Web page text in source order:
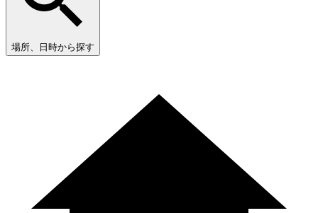
場所、日時から探す